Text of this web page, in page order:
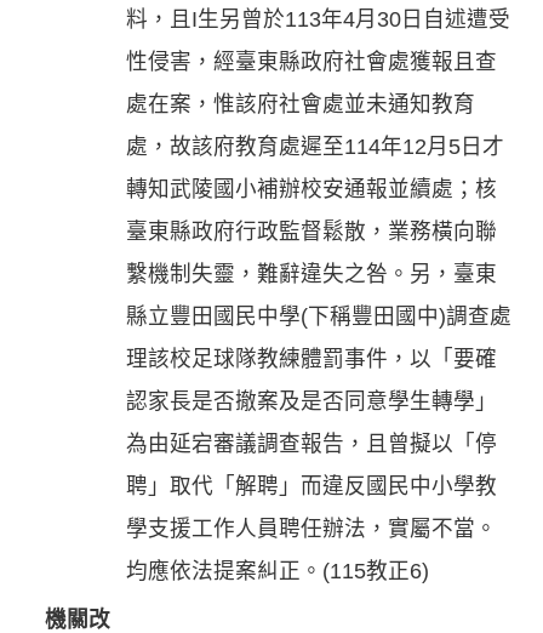
料，且I生另曾於113年4月30日自述遭受
性侵害，經臺東縣政府社會處獲報且查
處在案，惟該府社會處並未通知教育
處，故該府教育處遲至114年12月5日才
轉知武陵國小補辦校安通報並續處；核
臺東縣政府行政監督鬆散，業務橫向聯
繫機制失靈，難辭違失之咎。另，臺東
縣立豐田國民中學(下稱豐田國中)調查處
理該校足球隊教練體罰事件，以「要確
認家長是否撤案及是否同意學生轉學」
為由延宕審議調查報告，且曾擬以「停
聘」取代「解聘」而違反國民中小學教
學支援工作人員聘任辦法，實屬不當。
均應依法提案糾正。(115教正6)
機關改